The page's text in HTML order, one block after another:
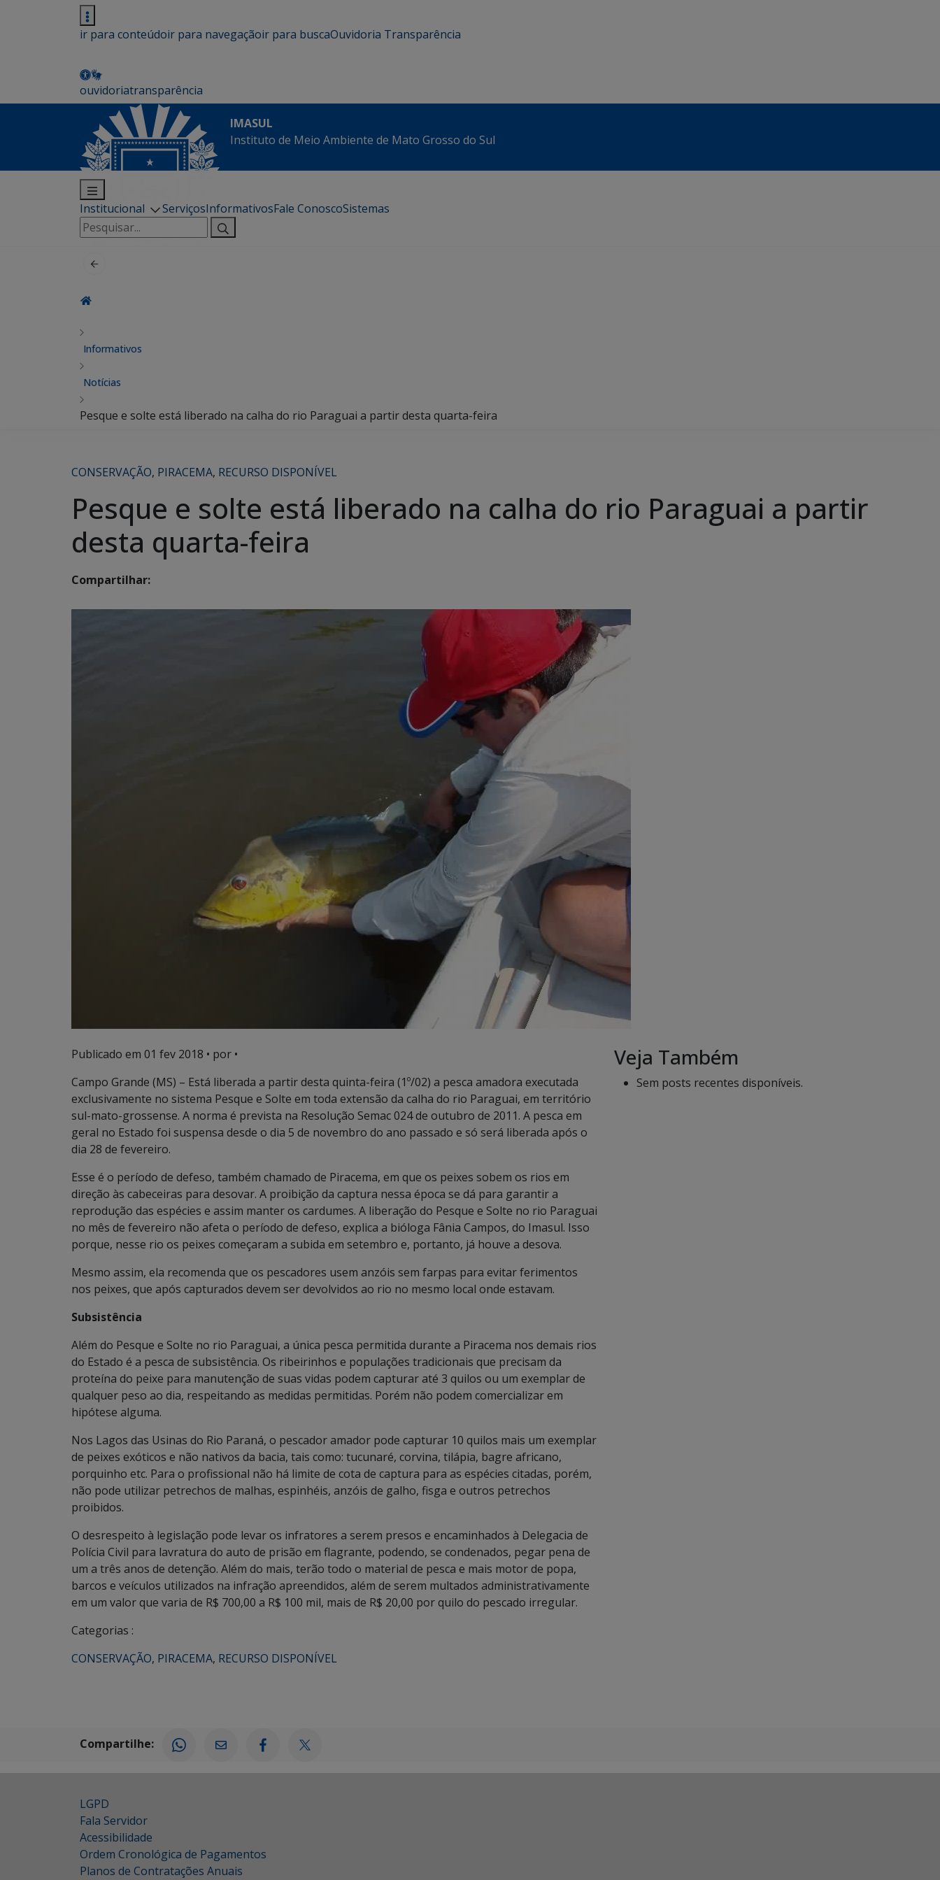
ir para conteúdoir para navegaçãoir para buscaOuvidoria Transparência
ouvidoriatransparência
IMASUL
Instituto de Meio Ambiente de Mato Grosso do Sul
Institucional ServiçosInformativosFale ConoscoSistemas
Pesquisar
por:
Informativos
Notícias
Pesque e solte está liberado na calha do rio Paraguai a partir desta quarta-feira
CONSERVAÇÃO, PIRACEMA, RECURSO DISPONÍVEL
Pesque e solte está liberado na calha do rio Paraguai a partir
desta quarta-feira
Compartilhar:
Publicado em 01 fev 2018 • por •
Campo Grande (MS) – Está liberada a partir desta quinta-feira (1º/02) a pesca amadora executada
exclusivamente no sistema Pesque e Solte em toda extensão da calha do rio Paraguai, em território
sul-mato-grossense. A norma é prevista na Resolução Semac 024 de outubro de 2011. A pesca em
geral no Estado foi suspensa desde o dia 5 de novembro do ano passado e só será liberada após o
dia 28 de fevereiro.
Esse é o período de defeso, também chamado de Piracema, em que os peixes sobem os rios em
direção às cabeceiras para desovar. A proibição da captura nessa época se dá para garantir a
reprodução das espécies e assim manter os cardumes. A liberação do Pesque e Solte no rio Paraguai
no mês de fevereiro não afeta o período de defeso, explica a bióloga Fânia Campos, do Imasul. Isso
porque, nesse rio os peixes começaram a subida em setembro e, portanto, já houve a desova.
Mesmo assim, ela recomenda que os pescadores usem anzóis sem farpas para evitar ferimentos
nos peixes, que após capturados devem ser devolvidos ao rio no mesmo local onde estavam.
Subsistência
Além do Pesque e Solte no rio Paraguai, a única pesca permitida durante a Piracema nos demais rios
do Estado é a pesca de subsistência. Os ribeirinhos e populações tradicionais que precisam da
proteína do peixe para manutenção de suas vidas podem capturar até 3 quilos ou um exemplar de
qualquer peso ao dia, respeitando as medidas permitidas. Porém não podem comercializar em
hipótese alguma.
Nos Lagos das Usinas do Rio Paraná, o pescador amador pode capturar 10 quilos mais um exemplar
de peixes exóticos e não nativos da bacia, tais como: tucunaré, corvina, tilápia, bagre africano,
porquinho etc. Para o profissional não há limite de cota de captura para as espécies citadas, porém,
não pode utilizar petrechos de malhas, espinhéis, anzóis de galho, fisga e outros petrechos
proibidos.
O desrespeito à legislação pode levar os infratores a serem presos e encaminhados à Delegacia de
Polícia Civil para lavratura do auto de prisão em flagrante, podendo, se condenados, pegar pena de
um a três anos de detenção. Além do mais, terão todo o material de pesca e mais motor de popa,
barcos e veículos utilizados na infração apreendidos, além de serem multados administrativamente
em um valor que varia de R$ 700,00 a R$ 100 mil, mais de R$ 20,00 por quilo do pescado irregular.
Categorias :
CONSERVAÇÃO, PIRACEMA, RECURSO DISPONÍVEL
Veja Também
Sem posts recentes disponíveis.
Compartilhe:
LGPD
Fala Servidor
Acessibilidade
Ordem Cronológica de Pagamentos
Planos de Contratações Anuais